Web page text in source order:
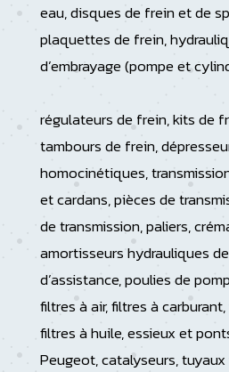
eau, disques de frein et de
plaquettes de frein,
d’embrayage (pompe et
régulateurs de frein, kits de
tambours de frein,
homocinétiques,
et cardans, pièces de
de transmission, paliers,
amortisseurs hydrauliques
d’assistance, poulies de
filtres à air, filtres à
filtres à huile, essieux et
Peugeot, catalyseurs,